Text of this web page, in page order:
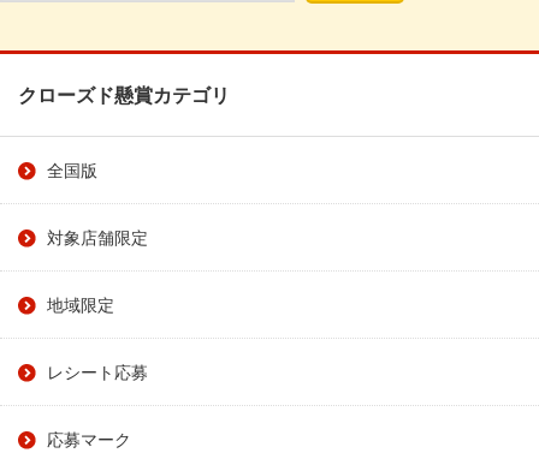
クローズド懸賞カテゴリ
全国版
対象店舗限定
地域限定
レシート応募
応募マーク